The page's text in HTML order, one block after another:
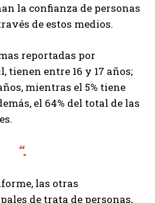
la confianza de personas
de estos medios.
reportadas por
entre 16 y 17 años;
mientras el 5% tiene
el 64% del total de las
“.
las otras
de trata de personas,